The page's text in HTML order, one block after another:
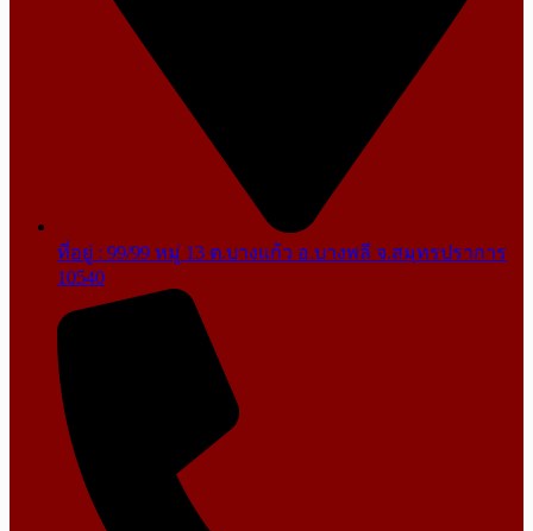
ที่อยู่ : 99/99 หมู่ 13 ต.บางแก้ว อ.บางพลี จ.สมุทรปราการ
10540